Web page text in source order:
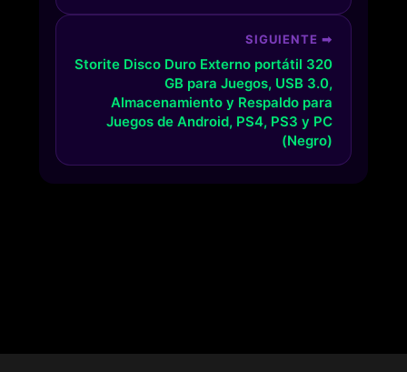
SIGUIENTE ➡
Storite Disco Duro Externo portátil 320
GB para Juegos, USB 3.0,
Almacenamiento y Respaldo para
Juegos de Android, PS4, PS3 y PC
(Negro)